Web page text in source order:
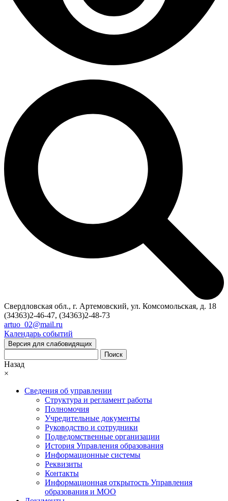
Свердловская обл., г. Артемовский, ул. Комсомольская, д. 18
(34363)2-46-47, (34363)2-48-73
artuo_02@mail.ru
Календарь событий
Версия для слабовидящих
Поиск
Назад
×
Сведения об управлении
Структура и регламент работы
Полномочия
Учредительные документы
Руководство и сотрудники
Подведомственные организации
История Управления образования
Информационные системы
Реквизиты
Контакты
Информационная открытость Управления
образования и МОО